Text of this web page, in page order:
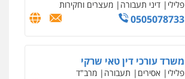
פלילי דיני תעבורה מעצרים וחקירות
0505078733
משרד עורכי דין טאי שרקי
פלילי אסירים תעבורה מרב"ד